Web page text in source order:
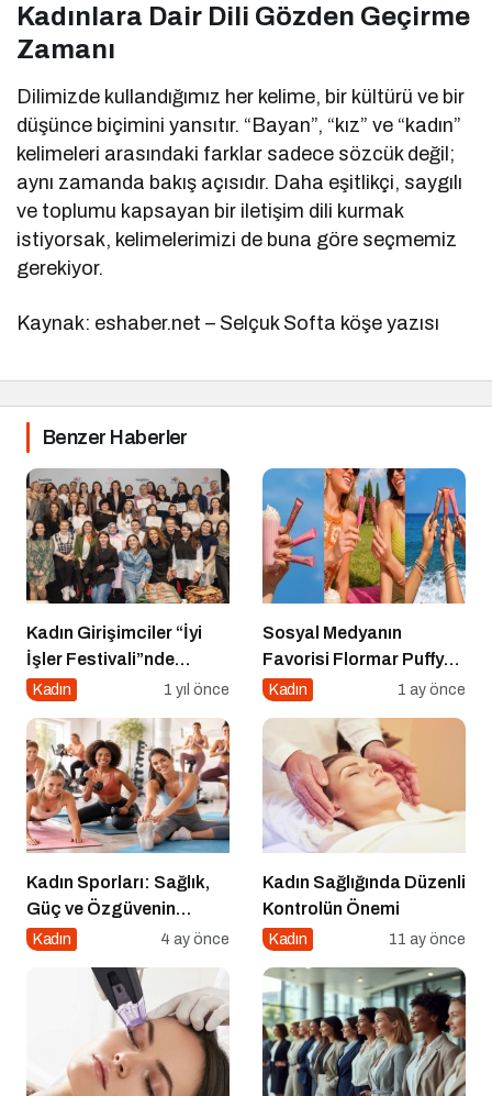
Kadınlara Dair Dili Gözden Geçirme
Zamanı
Dilimizde kullandığımız her kelime, bir kültürü ve bir
düşünce biçimini yansıtır. “Bayan”, “kız” ve “kadın”
kelimeleri arasındaki farklar sadece sözcük değil;
aynı zamanda bakış açısıdır. Daha eşitlikçi, saygılı
ve toplumu kapsayan bir iletişim dili kurmak
istiyorsak, kelimelerimizi de buna göre seçmemiz
gerekiyor.
Kaynak: eshaber.net – Selçuk Softa köşe yazısı
Benzer Haberler
Kadın Girişimciler “İyi
İşler Festivali”nde
Buluştu
Kadın 1 yıl önce
Sosyal Medyanın
Favorisi Flormar Puffy
Liquid Blush Serisine
Kadın 1 ay önce
Kadın Sporları: Sağlık,
Güç ve Özgüvenin
Anahtarı
Kadın 4 ay önce
Kadın Sağlığında Düzenli
Kontrolün Önemi
Kadın 11 ay önce